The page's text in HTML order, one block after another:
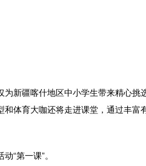
新疆喀什地区中小学生带来精心挑
体育大咖还将走进课堂，通过丰富
“第一课”。